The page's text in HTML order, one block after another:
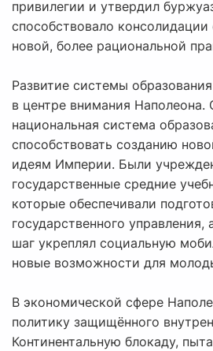
привилегии и утвердил
способствовало
новой, более рациональной
Развитие системы
в центре внимания Наполеона.
национальная система
способствовать созданию
идеям Империи. Были
государственные средние
которые обеспечивали
государственного
шаг укреплял социальную
новые возможности для
В экономической сфере
политику защищённого
Континентальную блокаду,